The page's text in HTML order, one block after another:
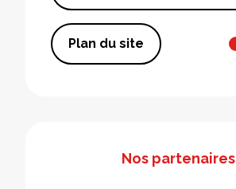
Plan du site
Nos partenaires